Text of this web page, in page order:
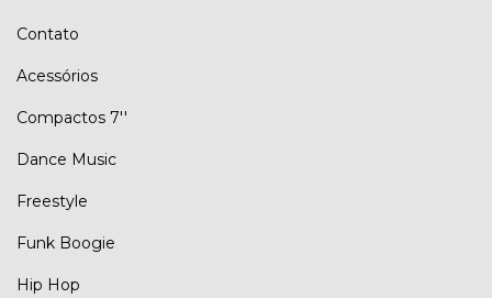
Contato
Acessórios
Compactos 7''
Dance Music
Freestyle
Funk Boogie
Hip Hop